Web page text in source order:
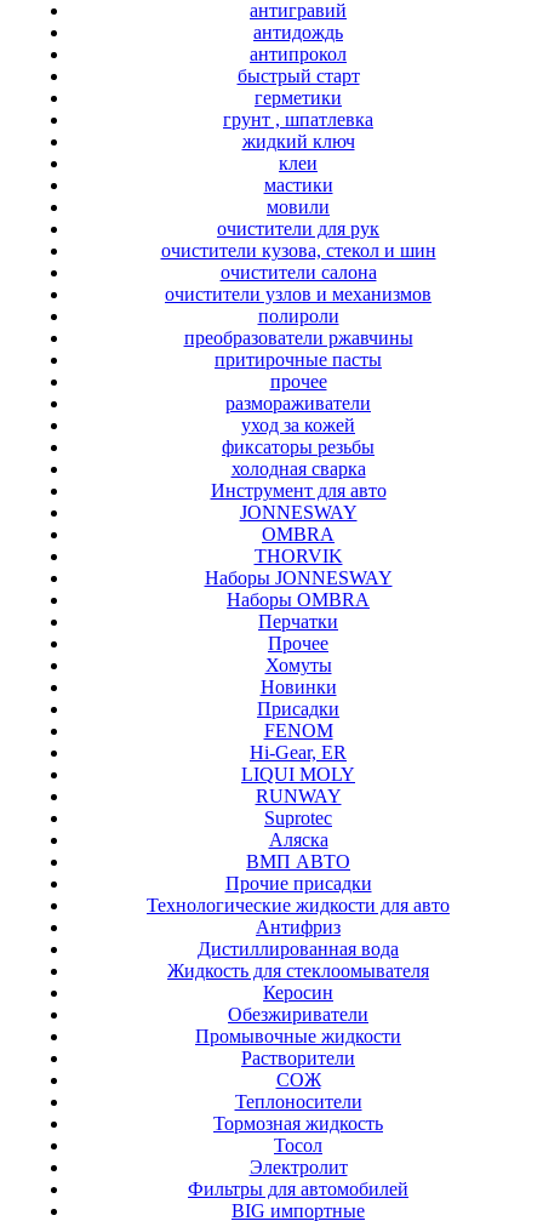
антигравий
антидождь
антипрокол
быстрый старт
герметики
грунт , шпатлевка
жидкий ключ
клеи
мастики
мовили
очистители для рук
очистители кузова, стекол и шин
очистители салона
очистители узлов и механизмов
полироли
преобразователи ржавчины
притирочные пасты
прочее
размораживатели
уход за кожей
фиксаторы резьбы
холодная сварка
Инструмент для авто
JONNESWAY
OMBRA
THORVIK
Наборы JONNESWAY
Наборы OMBRA
Перчатки
Прочее
Хомуты
Новинки
Присадки
FENOM
Hi-Gear, ER
LIQUI MOLY
RUNWAY
Suprotec
Аляска
ВМП АВТО
Прочие присадки
Технологические жидкости для авто
Антифриз
Дистиллированная вода
Жидкость для стеклоомывателя
Керосин
Обезжириватели
Промывочные жидкости
Растворители
СОЖ
Теплоносители
Тормозная жидкость
Тосол
Электролит
Фильтры для автомобилей
BIG импортные